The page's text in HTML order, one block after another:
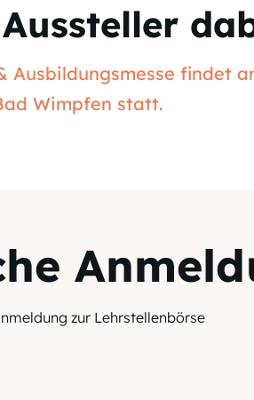
Ausbildungsmesse findet
Wimpfen statt.
zur Lehrstellenbörse